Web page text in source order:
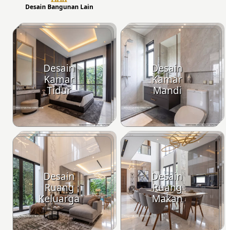
Desain Bangunan Lain
Desain
Kamar
Tidur
Desain
Kamar
Mandi
Desain
Ruang
Keluarga
Desain
Ruang
Makan